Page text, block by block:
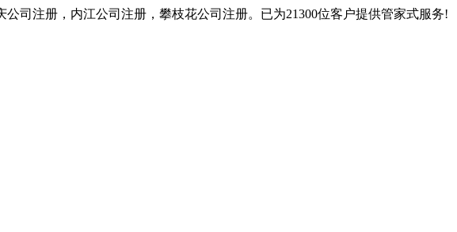
司注册，内江公司注册，攀枝花公司注册。已为21300位客户提供管家式服务!